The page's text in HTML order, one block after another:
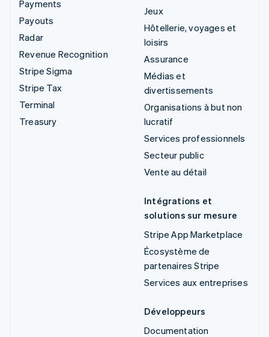
Payments
Payouts
Radar
Revenue Recognition
Stripe Sigma
Stripe Tax
Terminal
Treasury
Jeux
Hôtellerie, voyages et
loisirs
Assurance
Médias et
divertissements
Organisations à but non
lucratif
Services professionnels
Secteur public
Vente au détail
Intégrations et
solutions sur mesure
Stripe App Marketplace
Écosystème de
partenaires Stripe
Services aux entreprises
Développeurs
Documentation